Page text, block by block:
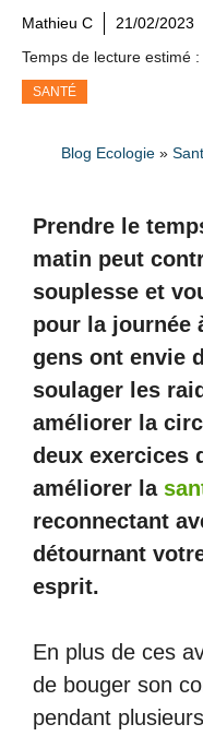
Mathieu C
21/02/2023
Temps de lecture estimé
SANTÉ
Blog Ecologie »
Prendre le
matin peut
souplesse et
pour la journée
gens ont envie
soulager les
améliorer la
deux exercices
améliorer la
reconnectant
détournant
esprit.
En plus de ces
de bouger son
pendant